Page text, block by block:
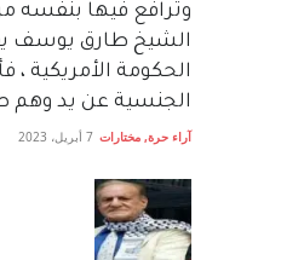
وترافع فيها بنفسه
الشيخ طارق يوسف
الحكومة الأمريكية ،
الجنسية عن يد وهم
آراء حرة, مختارات 7 أبريل، 2023